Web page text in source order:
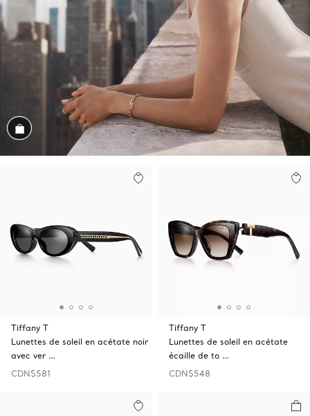
Magasiner cet assortiment
Tiffany T
Lunettes de soleil en acétate noir
avec ver …
CDN$581
Tiffany T
Lunettes de soleil en acétate
écaille de to …
CDN$548